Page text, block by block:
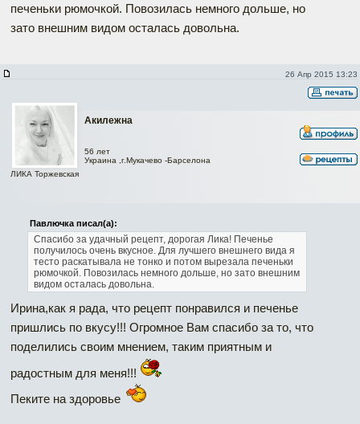
печеньки рюмочкой. Повозилась немного дольше, но
зато внешним видом осталась довольна.
26 Апр 2015 13:23
Акилежна
ЛИКА Торжевская
56 лет
Украина ,г.Мукачево -Барселона
Павлючка писал(а):
Спасибо за удачный рецепт, дорогая Лика! Печенье
получилось очень вкусное. Для лучшего внешнего вида я
тесто раскатывала не тонко и потом вырезала печеньки
рюмочкой. Повозилась немного дольше, но зато внешним
видом осталась довольна.
Ирина,как я рада, что рецепт понравился и печенье
пришлись по вкусу!!! Огромное Вам спасибо за то, что
поделились своим мнением, таким приятным и
радостным для меня!!!
Пеките на здоровье